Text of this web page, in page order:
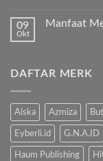
komentar
Kenalkan
Anak
09
Okt
Manfaat
Manfaat
Anak
DAFTAR MERK
Aiska Azmiza
Eyberli.id G.N.A.ID
Haum Publishing